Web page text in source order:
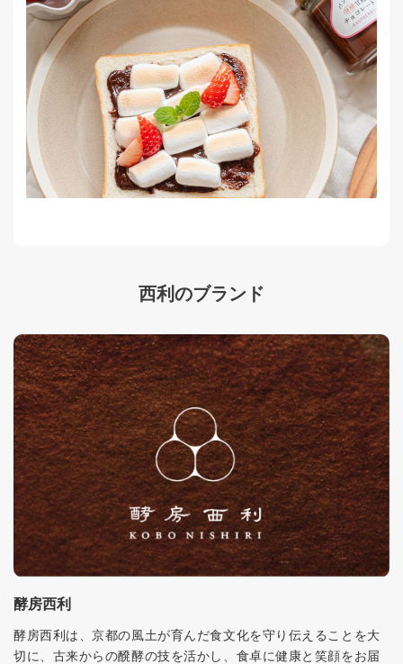
西利のブランド
酵房西利
酵房西利は、京都の風土が育んだ食文化を守り伝えることを大
切に、古来からの醗酵の技を活かし、食卓に健康と笑顔をお届